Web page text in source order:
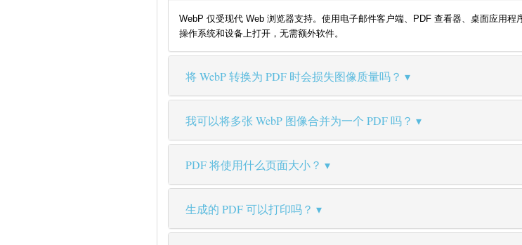
WebP 仅受现代 Web 浏览器支持。使用电子邮件客户端、PDF 查看器、桌面应用
操作系统和设备上打开，无需额外软件。
将 WebP 转换为 PDF 时会损失图像质量吗？
我可以将多张 WebP 图像合并为一个 PDF 吗？
PDF 将使用什么页面大小？
生成的 PDF 可以打印吗？